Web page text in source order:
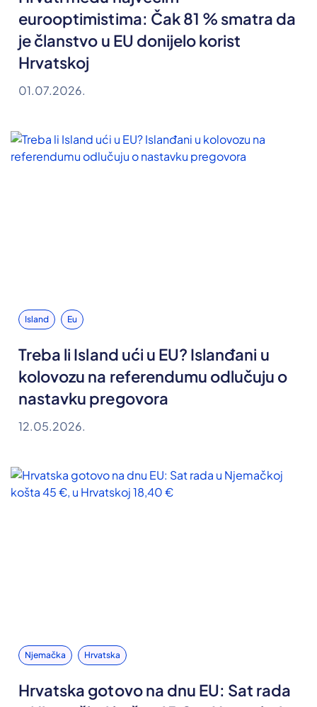
eurooptimistima: Čak 81 % smatra da
je članstvo u EU donijelo korist
Hrvatskoj
01.07.2026.
Island Eu
Treba li Island ući u EU? Islanđani u
kolovozu na referendumu odlučuju o
nastavku pregovora
12.05.2026.
Njemačka Hrvatska
Hrvatska gotovo na dnu EU: Sat rada